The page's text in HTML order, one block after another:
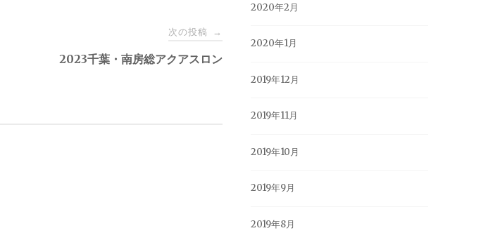
次の投稿 →
2023千葉・南房総アクアスロン
2020年2月
2020年1月
2019年12月
2019年11月
2019年10月
2019年9月
2019年8月